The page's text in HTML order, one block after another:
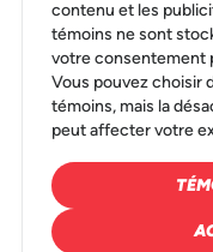
contenu et les
témoins ne sont
votre consentement
Vous pouvez choisir
témoins, mais la
peut affecter votre